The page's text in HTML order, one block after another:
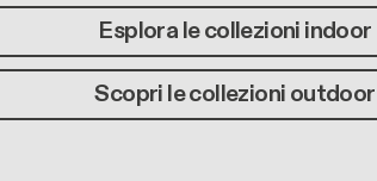
Esplora le collezioni indoor
Scopri le collezioni outdoor